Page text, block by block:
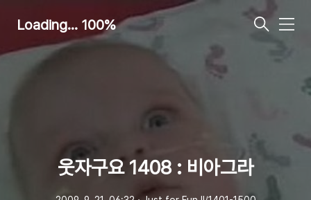
Loading... 100%
메
웃자구요 1408 : 비아그라